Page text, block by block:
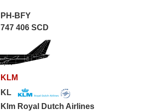
PH-BFY
747 406 SCD
KLM
KL
Klm Royal Dutch Airlines